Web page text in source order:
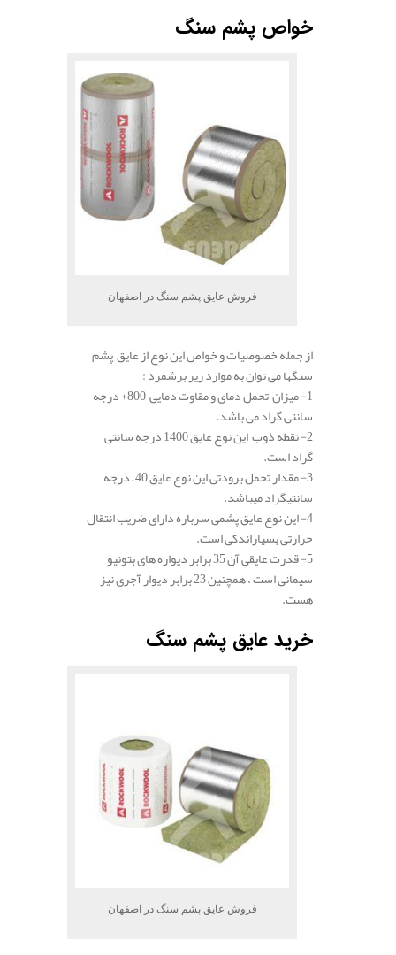
خواص پشم سنگ
فروش عایق پشم سنگ در اصفهان
از جمله خصوصیات و خواص این نوع از عایق پشم
سنگها می توان به موارد زیر برشمرد :
1- میزان تحمل دمای و مقاوت دمایی 800+ درجه
سانتی گراد می باشد.
2- نقطه ذوب این نوع عایق 1400 درجه سانتی
گراد است.
3- مقدار تحمل برودتی این نوع عایق 40 – درجه
سانتیگراد میباشد.
4- این نوع عایق پشمی سرباره دارای ضریب انتقال
حرارتی بسیاراندکی است.
5- قدرت عایقی آن 35 برابر دیواره های بتونیو
سیمانی است ، همچنین 23 برابر دیوار آجری نیز
هست.
خرید عایق پشم سنگ
فروش عایق پشم سنگ در اصفهان